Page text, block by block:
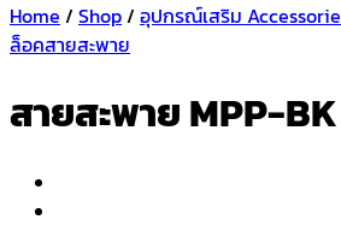
Home / Shop/ อุปกรณ์เสริม
ล็อคสายสะพาย
สายสะพาย MPP-